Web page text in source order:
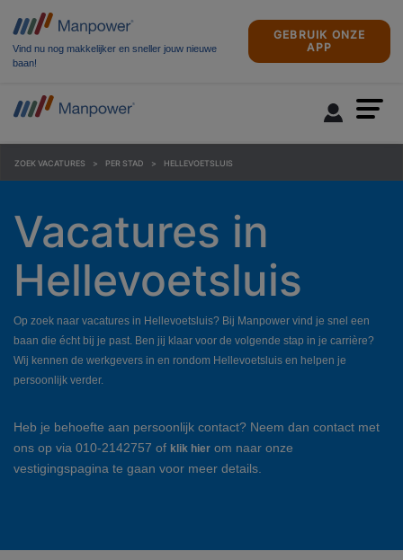
Vind nu nog makkelijker en sneller jouw nieuwe
baan!
GEBRUIK ONZE
APP
ZOEK VACATURES PER STAD HELLEVOETSLUIS
Vacatures in
Hellevoetsluis
Op zoek naar vacatures in Hellevoetsluis? Bij Manpower vind je snel een
baan die écht bij je past. Ben jij klaar voor de volgende stap in je carrière?
Wij kennen de werkgevers in en rondom Hellevoetsluis en helpen je
persoonlijk verder.
Heb je behoefte aan persoonlijk contact? Neem dan contact met
ons op via 010-2142757 of klik hier om naar onze
vestigingspagina te gaan voor meer details.